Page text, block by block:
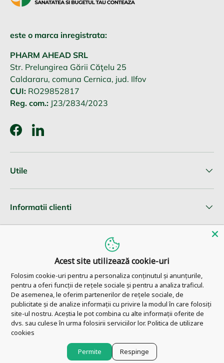
este o marca inregistrata:
PHARM AHEAD SRL
Str. Prelungirea Gării Căţelu 25
Caldararu, comuna Cernica, jud. Ilfov
CUI: RO29852817
Reg. com.: J23/2834/2023
FacebookLinkedIn
Utile
Informatii clienti
© 2026 Pharm Ahead.
Acest site utilizează cookie-uri
Folosim cookie-uri pentru a personaliza conținutul și anunțurile,
pentru a oferi funcții de rețele sociale și pentru a analiza traficul.
De asemenea, le oferim partenerilor de rețele sociale, de
publicitate și de analize informații cu privire la modul în care folosiți
site-ul nostru. Aceștia le pot combina cu alte informații oferite de
dvs. sau culese în urma folosirii serviciilor lor. Politica de utilizare
cookies
Permite Respinge